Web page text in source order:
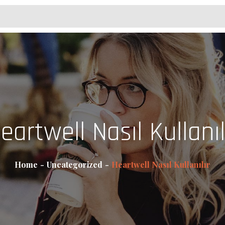
Nasıl
Home Uncategorized Heartwell Nasıl Kullanılır